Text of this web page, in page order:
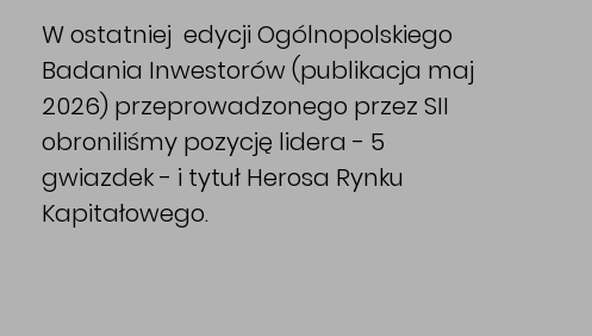
W ostatniej edycji Ogólnopolskiego
Badania Inwestorów (publikacja maj
2026) przeprowadzonego przez SII
obroniliśmy pozycję lidera - 5
gwiazdek - i tytuł Herosa Rynku
Kapitałowego.